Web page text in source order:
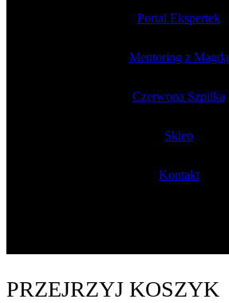
Portal Ekspertek
Mentoring z Magdą
Czerwona Szpilka
Sklep
Kontakt
PRZEJRZYJ KOSZYK